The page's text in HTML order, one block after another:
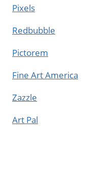
Pixels
Redbubble
Pictorem
Fine Art America
Zazzle
Art Pal